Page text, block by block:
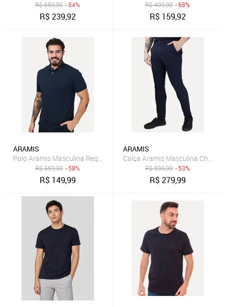
R$659,90 - 64%
R$239,92
R$499,90 - 68%
R$ 159,92
ARAMIS
Polo Aramis Masculina Regular Basic Piquet Surton Logo Azul
R$359,99 - 58%
R$ 149,99
ARAMIS
Calça Aramis Masculina Chino
R$599,99 - 53%
R$279,99